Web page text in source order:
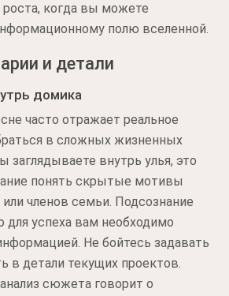
роста, когда вы можете
полю вселенной.
и детали
домика
часто отражает реальное
в сложных жизненных
заглядываете внутрь улья, это
понять скрытые мотивы
или членов семьи. Подсознание
для успеха вам необходимо
Не бойтесь задавать
в детали текущих проектов.
сюжета говорит о